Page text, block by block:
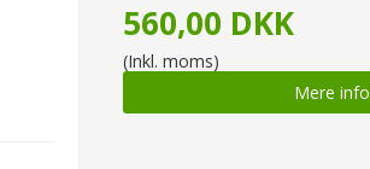
560,00 DKK
(Inkl. moms)
Mere info